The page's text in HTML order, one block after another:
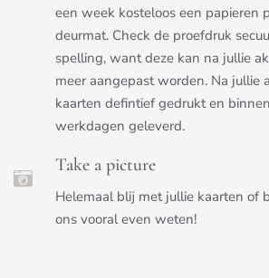
een week kosteloos een papieren
deurmat. Check de proefdruk
spelling, want deze kan na jullie
meer aangepast worden. Na jullie
kaarten defintief gedrukt en
werkdagen geleverd.
Take a picture
Helemaal blij met jullie kaarten of
ons vooral even weten!